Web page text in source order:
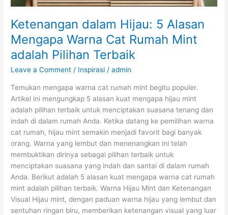
Ketenangan dalam Hijau: 5 Alasan
Mengapa Warna Cat Rumah Mint
adalah Pilihan Terbaik
Leave a Comment / Inspirasi /admin
Temukan mengapa warna cat rumah mint begitu populer.
Artikel ini mengungkap 5 alasan kuat mengapa hijau mint
adalah pilihan terbaik untuk menciptakan suasana tenang dan
indah di dalam rumah Anda. Ketika datang ke pemilihan warna
cat rumah, hijau mint semakin menjadi favorit bagi banyak
orang. Warna yang lembut dan menenangkan ini telah
membuktikan dirinya sebagai pilihan terbaik untuk
menciptakan suasana yang indah dan santai di dalam rumah
Anda. Berikut adalah 5 alasan kuat mengapa warna cat rumah
mint adalah pilihan terbaik. Warna Hijau Mint dan Ketenangan
Visual Hijau mint, dengan paduan warna hijau yang lembut dan
sentuhan ringan biru, memberikan ketenangan visual yang luar